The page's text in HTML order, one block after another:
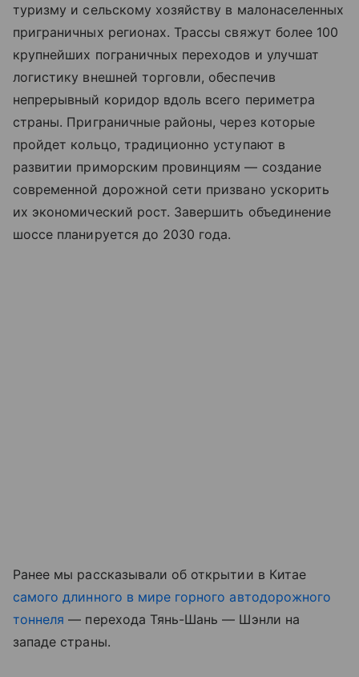
туризму и сельскому хозяйству в малонаселенных
приграничных регионах. Трассы свяжут более 100
крупнейших пограничных переходов и улучшат
логистику внешней торговли, обеспечив
непрерывный коридор вдоль всего периметра
страны. Приграничные районы, через которые
пройдет кольцо, традиционно уступают в
развитии приморским провинциям — создание
современной дорожной сети призвано ускорить
их экономический рост. Завершить объединение
шоссе планируется до 2030 года.
Ранее мы рассказывали об открытии в Китае
самого длинного в мире горного автодорожного
тоннеля — перехода Тянь-Шань — Шэнли на
западе страны.